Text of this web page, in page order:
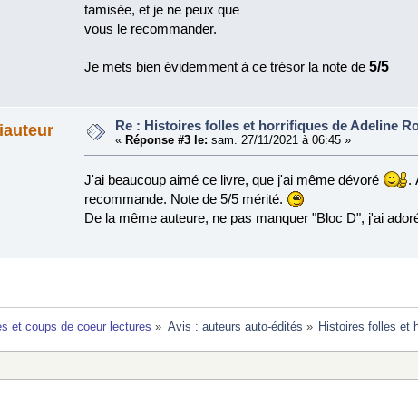
tamisée, et je ne peux que
vous le recommander.
Je mets bien évidemment à ce trésor la note de5/5
Re : Histoires folles et horrifiques de Adeline
« Réponse #3 le: sam. 27/11/2021 à 06:45 »
J'ai beaucoup aimé ce livre, que j'ai même dévoré
.
recommande. Note de 5/5 mérité.
De la même auteure, ne pas manquer "Bloc D", j'ai
et coups de coeur lectures » Avis : auteurs auto-édités » Histoires folles et